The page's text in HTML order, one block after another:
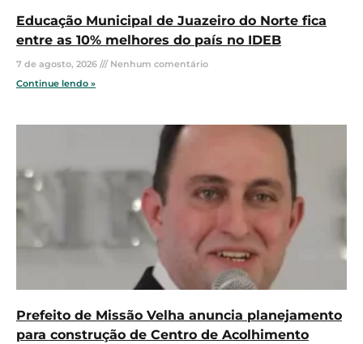
Educação Municipal de Juazeiro do Norte fica
entre as 10% melhores do país no IDEB
7 de agosto, 2026
Nenhum comentário
Continue lendo »
Prefeito de Missão Velha anuncia planejamento
para construção de Centro de Acolhimento